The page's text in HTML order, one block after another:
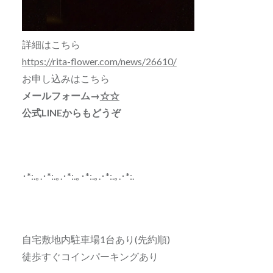
詳細はこちら
https://rita-flower.com/news/26610/
お申し込みはこちら
メールフォーム→☆☆
公式LINEからもどうぞ
･*:.｡.･*:.｡.･*:.｡･*:.｡.･*:.｡.･*:.
自宅敷地内駐車場1台あり(先約順)
徒歩すぐコインパーキングあり